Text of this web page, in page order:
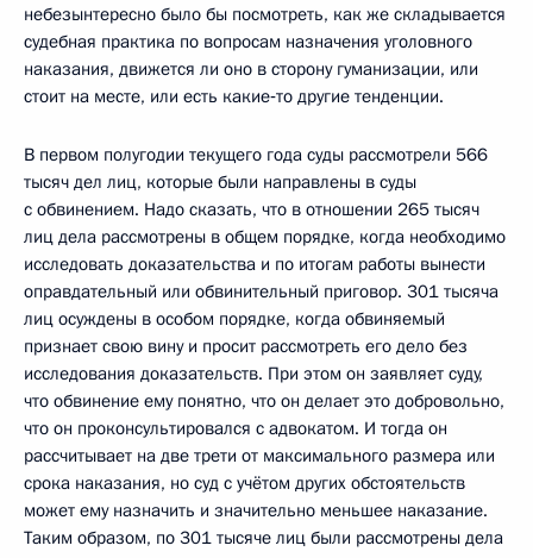
небезынтересно было бы посмотреть, как же складывается
судебная практика по вопросам назначения уголовного
наказания, движется ли оно в сторону гуманизации, или
стоит на месте, или есть какие‑то другие тенденции.
В первом полугодии текущего года суды рассмотрели 566
тысяч дел лиц, которые были направлены в суды
с обвинением. Надо сказать, что в отношении 265 тысяч
лиц дела рассмотрены в общем порядке, когда необходимо
исследовать доказательства и по итогам работы вынести
оправдательный или обвинительный приговор. 301 тысяча
лиц осуждены в особом порядке, когда обвиняемый
признает свою вину и просит рассмотреть его дело без
исследования доказательств. При этом он заявляет суду,
что обвинение ему понятно, что он делает это добровольно,
что он проконсультировался с адвокатом. И тогда он
рассчитывает на две трети от максимального размера или
срока наказания, но суд с учётом других обстоятельств
может ему назначить и значительно меньшее наказание.
Таким образом, по 301 тысяче лиц были рассмотрены дела